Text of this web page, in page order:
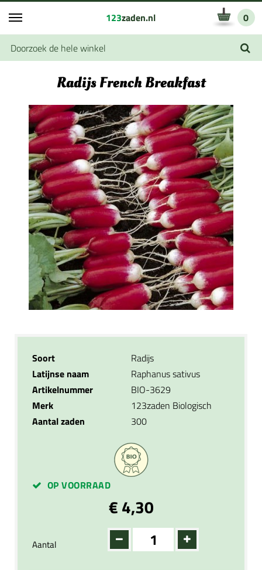
123zaden.nl 0
Radijs French Breakfast
Soort
Radijs
Latijnse naam
Raphanus sativus
Artikelnummer
BIO-3629
Merk
123zaden Biologisch
Aantal zaden
300
OP VOORRAAD
€ 4,30
Aantal